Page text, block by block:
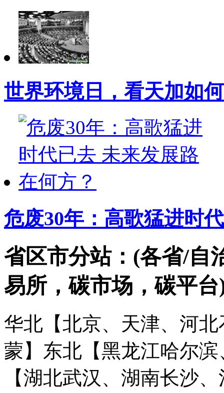
世界环境日，看天加如
危废30年：高歌猛进时
省区市分站：(各省/自
易所，碳市场，碳平台
华北【北京、天津、河
蒙】 东北【黑龙江哈尔
【湖北武汉、湖南长沙